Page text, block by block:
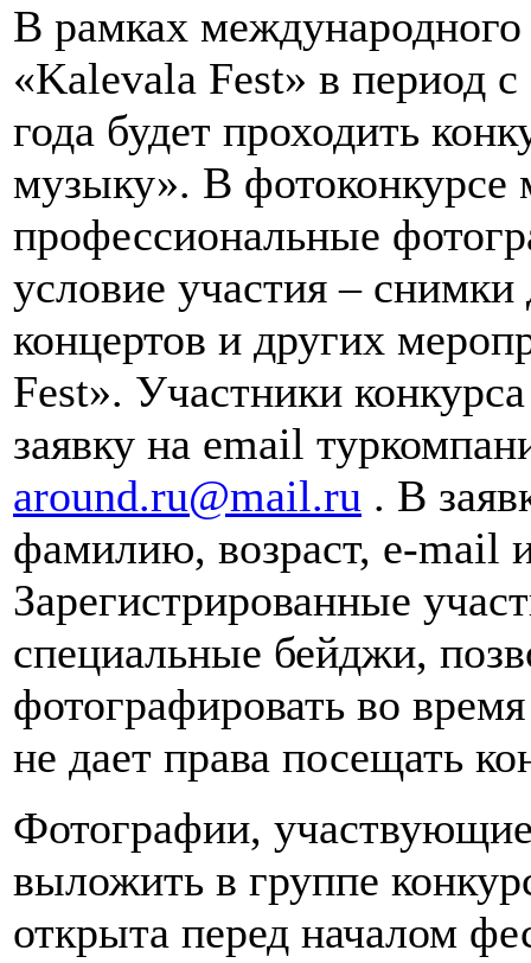
В рамках
«Kalevala Fest» в период
года будет проходить
музыку». В фотоконкурсе
профессиональные
условие участия –
концертов и других
Fest». Участники
заявку на email
around.ru@mail.ru . В
фамилию, возраст, e-mail
Зарегистрированные
специальные бейджи,
фотографировать во
не дает права посещать
Фотографии,
выложить в группе
открыта перед началом